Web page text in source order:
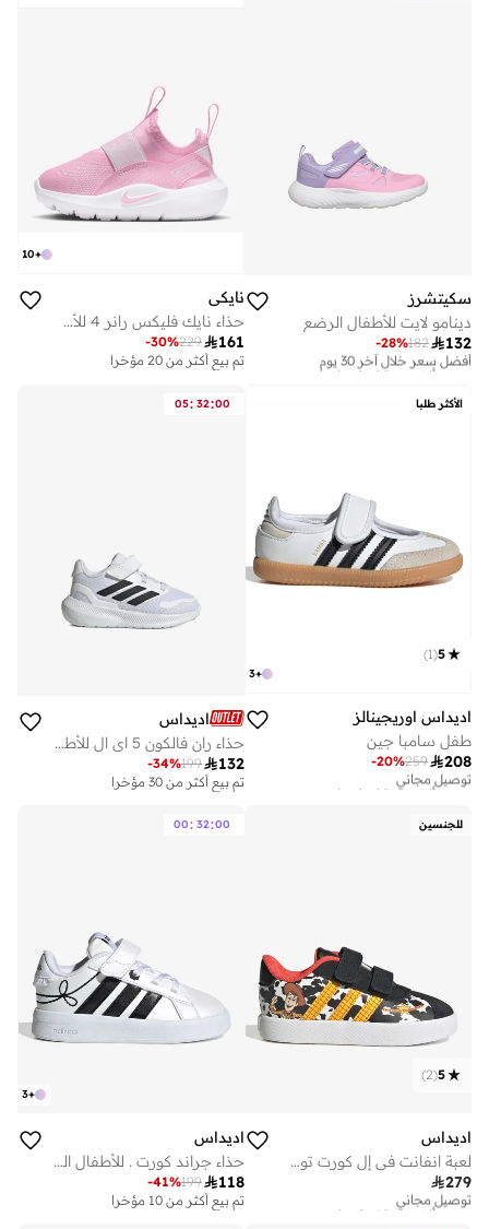
سكيتشرز
دينامو لايت للأطفال الرضع
132
182
-28%
أفضل سعر خلال آخر 30 يوم
تم بيع أكثر من 20 مؤخرا
تم بيع أكثر من 20 مؤخرا
+
10
نايكي
حذاء نايك فليكس رانر 4 للأطفال
161
229
-30%
تم بيع أكثر من 20 مؤخرا
الأكثر طلبا
+
3
5
(
1
)
اديداس اوريجينالز
طفل سامبا جين
208
259
-20%
توصيل مجاني
تم بيع أكثر من 20 مؤخرا
05: 32:00
اديداس
حذاء ران فالكون 5 اي ال للأطفال
132
199
-34%
تم بيع أكثر من 30 مؤخرا
للجنسين
5
(
2
)
اديداس
لعبة انفانت في إل كورت توي ستوري سي إف
279
توصيل مجاني
تم بيع أكثر من 10 مؤخرا
00: 32:00
+
3
اديداس
حذاء جراند كورت . للأطفال البنات
118
199
-41%
تم بيع أكثر من 10 مؤخرا